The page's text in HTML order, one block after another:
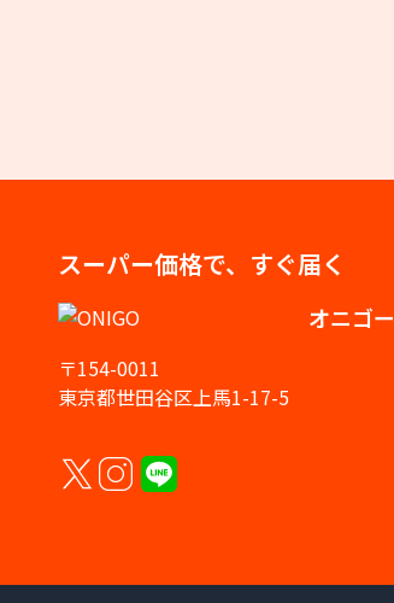
スーパー価格で、すぐ届く
オニゴー
〒154-0011
東京都世田谷区上馬1-17-5